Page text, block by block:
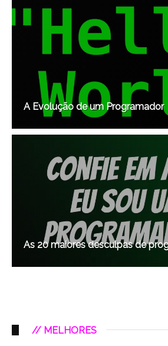
A Evolução de um Programador
As 20 maiores desculpas de
// MELHORES